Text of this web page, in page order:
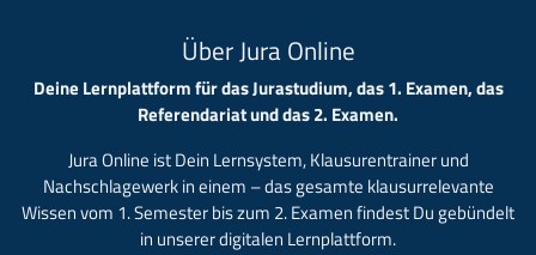
Über Jura Online
Deine Lernplattform für das Jurastudium, das 1. Examen, das
Referendariat und das 2. Examen.
Jura Online ist Dein Lernsystem, Klausurentrainer und
Nachschlagewerk in einem – das gesamte klausurrelevante
Wissen vom 1. Semester bis zum 2. Examen findest Du gebündelt
in unserer digitalen Lernplattform.